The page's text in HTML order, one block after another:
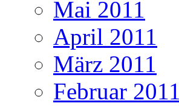
Mai 2011
April 2011
März 2011
Februar 2011